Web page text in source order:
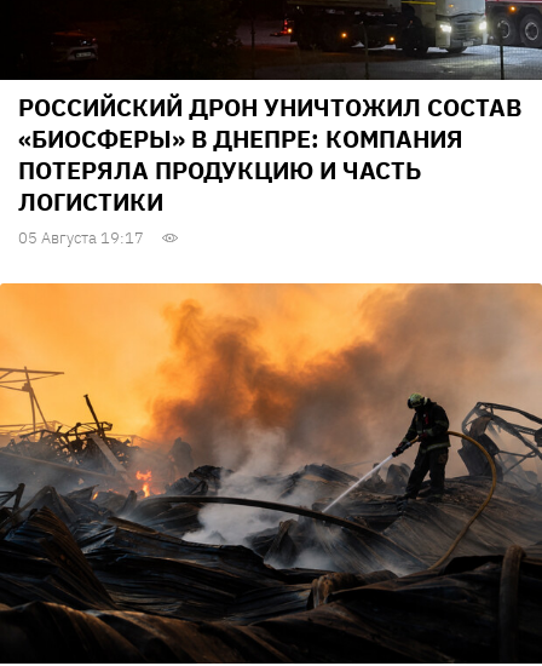
РОССИЙСКИЙ ДРОН УНИЧТОЖИЛ СОСТАВ
«БИОСФЕРЫ» В ДНЕПРЕ: КОМПАНИЯ
ПОТЕРЯЛА ПРОДУКЦИЮ И ЧАСТЬ
ЛОГИСТИКИ
05 Августа 19:17